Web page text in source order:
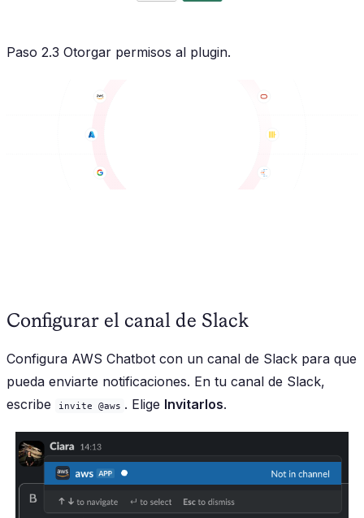
Paso 2.3 Otorgar permisos al plugin.
Configurar el canal de Slack
Configura AWS Chatbot con un canal de Slack para que
pueda enviarte notificaciones. En tu canal de Slack,
escribe
invite @aws . Elige Invitarlos.